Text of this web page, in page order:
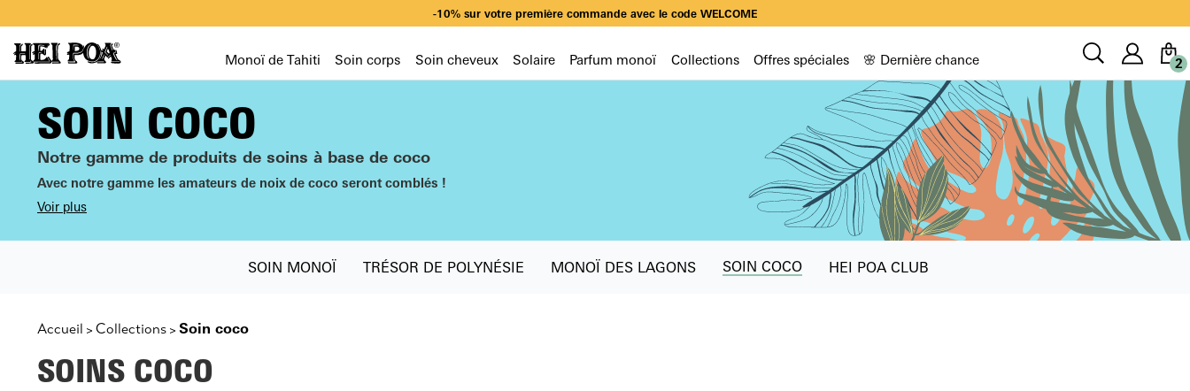
Livraison offerte dès 49€ d’achat en sélectionnant Mondial Relay
-10% sur votre première commande avec le code WELCOME
Monoï de Tahiti Soin corps Soin cheveux Solaire Parfum monoï Collections Offres spéciales 🌸 Dernière chance
Recherche
2
SOIN COCO
Notre gamme de produits de soins à base de coco
Avec notre gamme les amateurs de noix de coco seront comblés !
Voir plus
SOIN MONOÏ TRÉSOR DE POLYNÉSIE MONOÏ DES LAGONS SOIN COCO HEI POA CLUB
Accueil > Collections > Soin coco
SOINS COCO